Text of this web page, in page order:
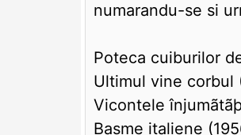
numarandu-se si
Poteca cuiburilor
Ultimul vine corbul
Vicontele
Basme italiene